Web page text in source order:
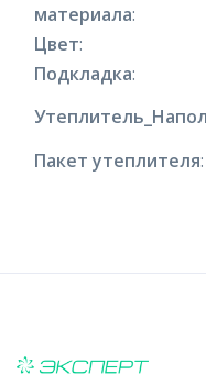
материала:
Цвет:
Подкладка:
Пакет утеплителя: